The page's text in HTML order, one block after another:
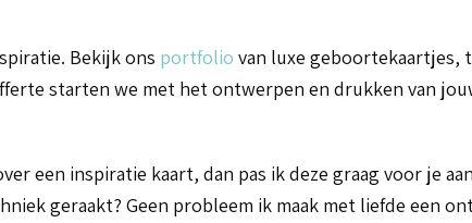
Bekijk ons portfolio van luxe geboortekaartjes,
starten we met het ontwerpen en drukken van
een inspiratie kaart, dan pas ik deze graag voor je
geraakt? Geen probleem ik maak met liefde een